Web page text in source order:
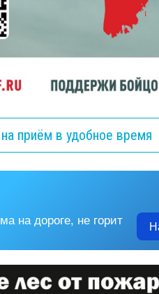
на приём в удобное время
на дороге, не горит